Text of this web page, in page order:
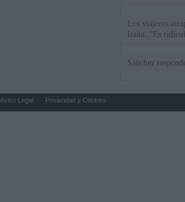
Los viajeros
Italia: “Es
Sánchez
Aviso Legal Privacidad y Cookies